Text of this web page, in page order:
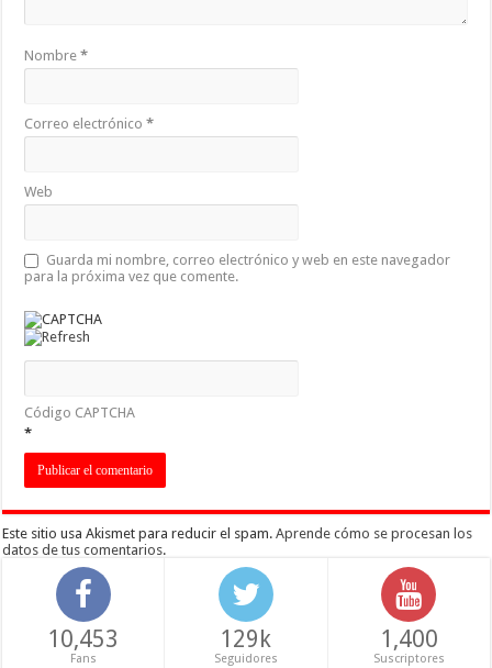
Nombre*
Correo electrónico*
Web
Guarda mi nombre, correo electrónico y web en este navegador
para la próxima vez que comente.
Código CAPTCHA
*
Este sitio usa Akismet para reducir el spam.Aprende cómo se procesan los
datos de tus comentarios.
10,453
Fans
129k
Seguidores
1,400
Suscriptores